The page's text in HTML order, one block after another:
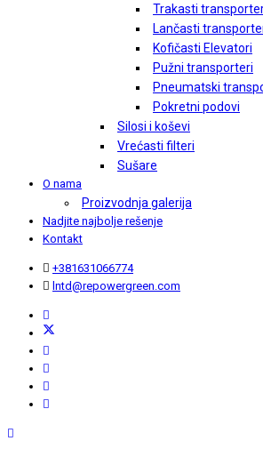
Trakasti
Lančasti
Kofičasti Elevatori
Pužni transporteri
Pneumatski
Pokretni podovi
Silosi i koševi
Vrećasti filteri
Sušare
O nama
Proizvodnja galerija
Nadjite najbolje rešenje
Kontakt
+381631066774
lntd@repowergreen.com